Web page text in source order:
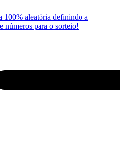
100% aleatória definindo a
números para o sorteio!